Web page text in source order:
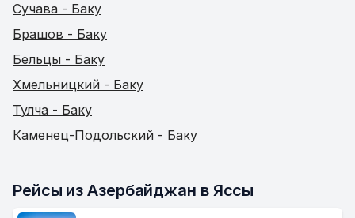
Сучава - Баку
Брашов - Баку
Бельцы - Баку
Хмельницкий - Баку
Тулча - Баку
Каменец-Подольский - Баку
Рейсы из Азербайджан в Яссы